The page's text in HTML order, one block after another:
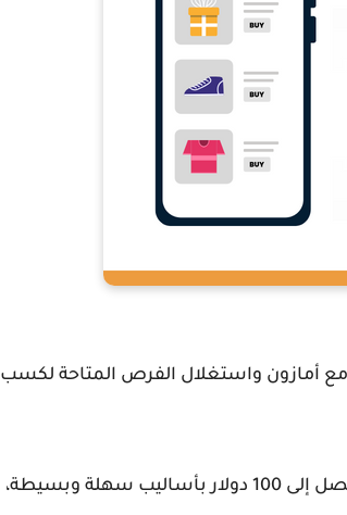
مع أمازون واستغلال الفرص المتاحة لكسب
فيما يلي، سنستعرض لكم أفضل الطرق للربح من أمازون بمبلغ يصل إلى 100 دولار بأساليب سهلة وبسيطة،